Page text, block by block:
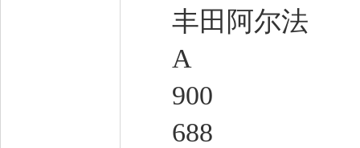
丰田阿尔法
A
900
688